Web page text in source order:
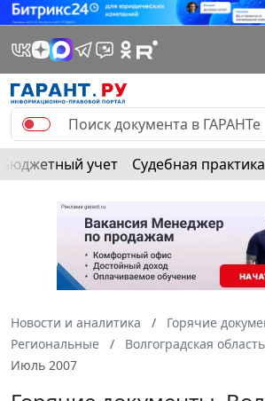
Бюджетный учет Судебная практика
Новости и аналитика
Горячие
Региональные
Волгоградская область
Июль 2007